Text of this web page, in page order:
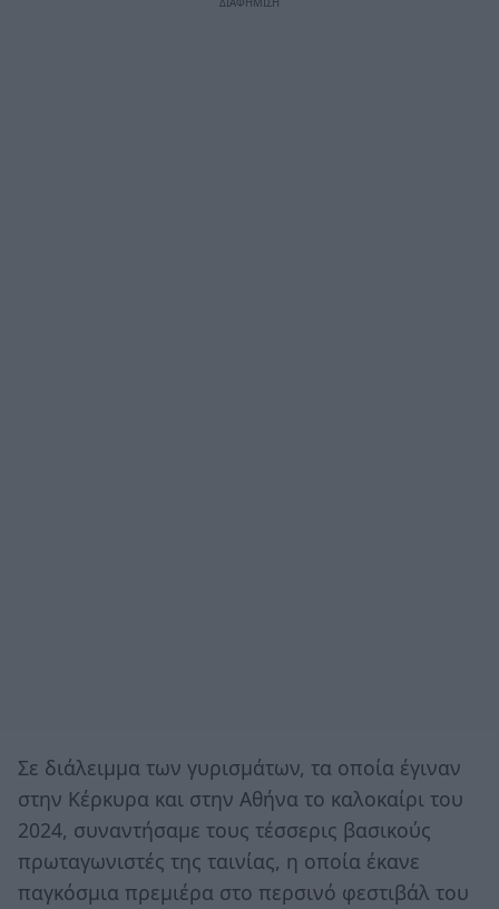
Σε διάλειμμα των γυρισμάτων, τα οποία έγιναν
στην Κέρκυρα και στην Αθήνα το καλοκαίρι του
2024, συναντήσαμε τους τέσσερις βασικούς
πρωταγωνιστές της ταινίας, η οποία έκανε
παγκόσμια πρεμιέρα στο περσινό φεστιβάλ του